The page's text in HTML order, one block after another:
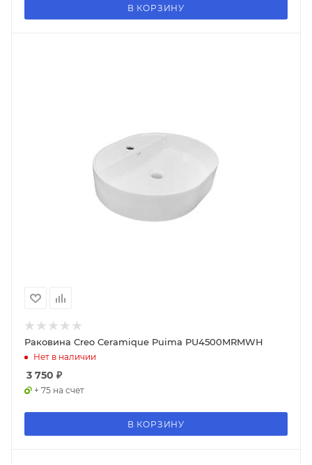
В КОРЗИНУ
Раковина Creo Ceramique Puima PU4500MRMWH
Нет в наличии
3 750 ₽
+ 75 на счет
В КОРЗИНУ